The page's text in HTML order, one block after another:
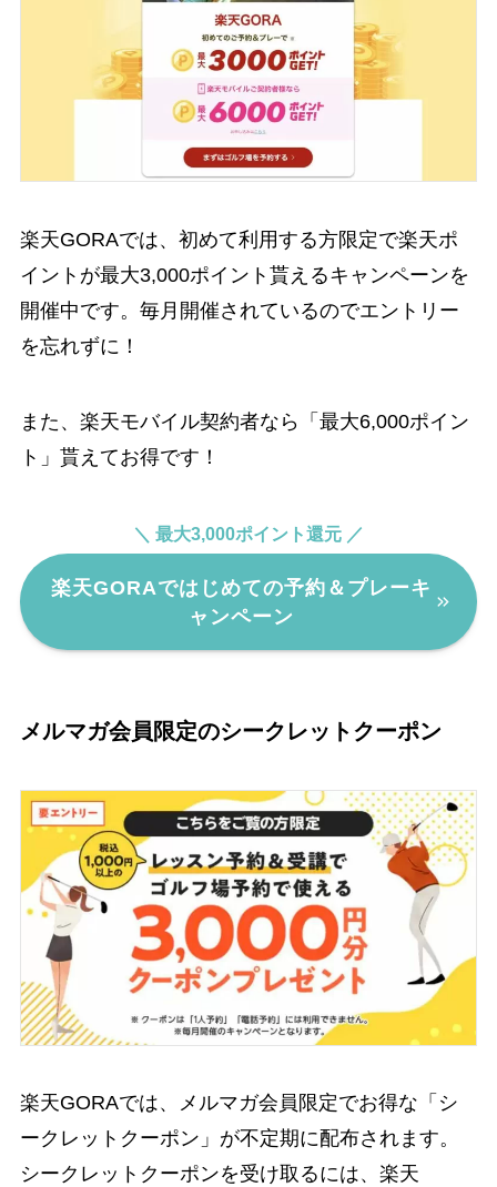
楽天GORAでは、初めて利用する方限定で楽天ポ
イントが最大3,000ポイント貰えるキャンペーンを
開催中です。毎月開催されているのでエントリー
を忘れずに！
また、楽天モバイル契約者なら「最大6,000ポイン
ト」貰えてお得です！
＼ 最大3,000ポイント還元 ／
楽天GORAではじめての予約＆プレーキ
ャンペーン
メルマガ会員限定のシークレットクーポン
楽天GORAでは、メルマガ会員限定でお得な「シ
ークレットクーポン」が不定期に配布されます。
シークレットクーポンを受け取るには、楽天